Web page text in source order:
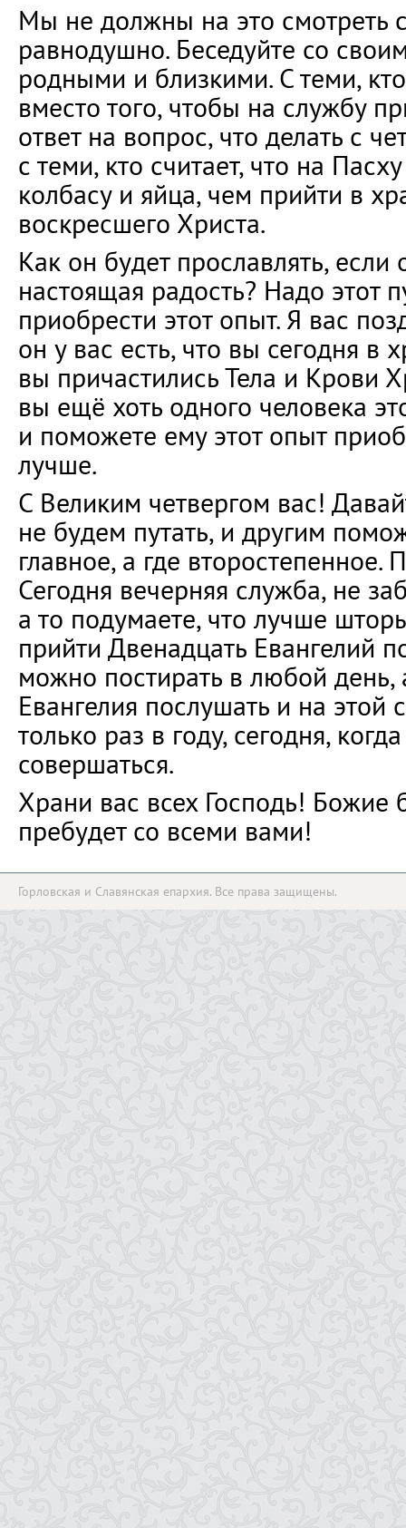
Мы не должны на это смотреть
равнодушно. Беседуйте со
родными и близкими. С теми,
вместо того, чтобы на службу
ответ на вопрос, что делать с
с теми, кто считает, что на
колбасу и яйца, чем прийти в
воскресшего Христа.
Как он будет прославлять, если
настоящая радость? Надо этот
приобрести этот опыт. Я вас
он у вас есть, что вы сегодня в
вы причастились Тела и Крови
вы ещё хоть одного человека
и поможете ему этот опыт
лучше.
С Великим четвергом вас!
не будем путать, и другим
главное, а где
Сегодня вечерняя служба, не
а то подумаете, что лучше
прийти Двенадцать Евангелий
можно постирать в любой день,
Евангелия послушать и на
только раз в году, сегодня,
совершаться.
Храни вас всех Господь! Божие
пребудет со всеми вами!
Горловская и Славянская епархия. Все права защищены.